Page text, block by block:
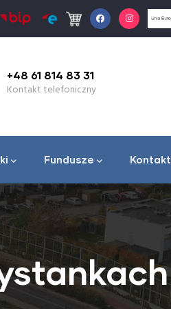
+48 61 814 83 31
Kontakt telefoniczny
Fundusze Kontakt